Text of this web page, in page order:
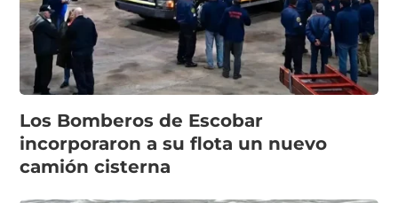
Los Bomberos de Escobar
incorporaron a su flota un nuevo
camión cisterna